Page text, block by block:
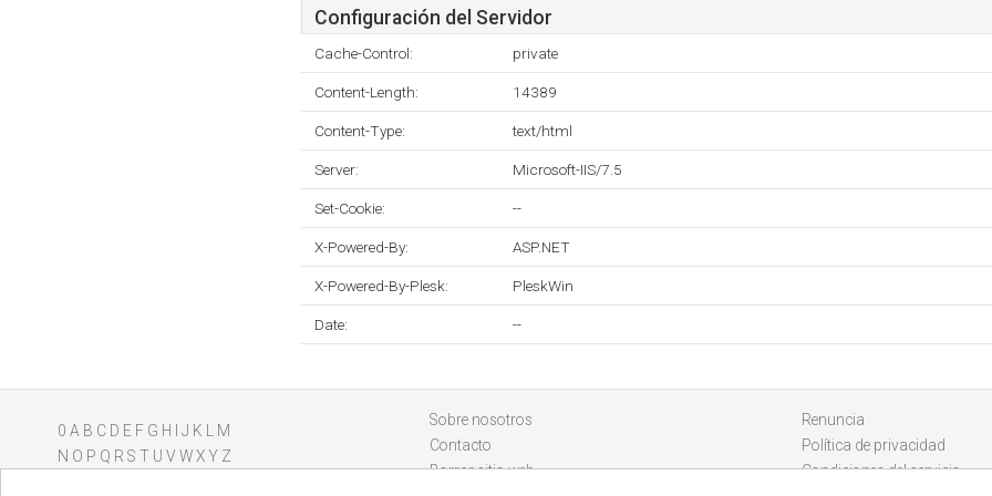
Configuración del Servidor
Cache-Control: private
Content-Length: 14389
Content-Type: text/html
Server: Microsoft-IIS/7.5
Set-Cookie: --
X-Powered-By: ASP.NET
X-Powered-By-Plesk: PleskWin
Date: --
0 A B C D E F G H J K
M
N O P Q R S T U V WXY Z
Sobre nosotros
Contacto
Borrar sitio web
Renuncia
Política de privacidad
Condiciones del servicio